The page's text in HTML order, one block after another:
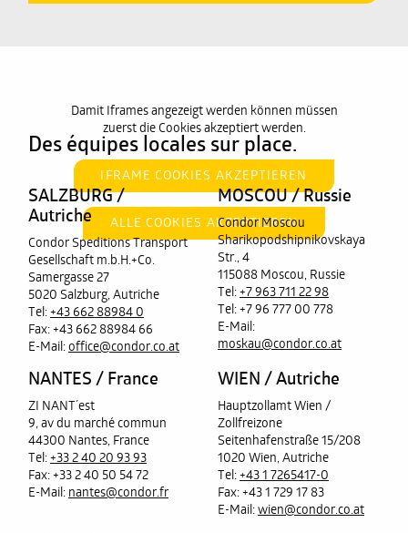
Damit Iframes angezeigt werden können müssen
zuerst die Cookies akzeptiert werden.
IFRAME COOKIES AKZEPTIEREN
ALLE COOKIES AKZEPTIEREN
Des équipes locales sur place.
SALZBURG /
Autriche
Condor Speditions Transport
Gesellschaft m.b.H.+Co.
Samergasse 27
5020 Salzburg, Autriche
Tel: +43 662 88984 0
Fax: +43 662 88984 66
E-Mail: office@condor.co.at
MOSCOU / Russie
Condor Moscou
Sharikopodshipnikovskaya
Str., 4
115088 Moscou, Russie
Tel: +7 963 711 22 98
Tel: +7 96 777 00 778
E-Mail:
moskau@condor.co.at
NANTES / France
ZI NANT´est
9, av du marché commun
44300 Nantes, France
Tel: +33 2 40 20 93 93
Fax: +33 2 40 50 54 72
E-Mail: nantes@condor.fr
WIEN / Autriche
Hauptzollamt Wien /
Zollfreizone
Seitenhafenstraße 15/208
1020 Wien, Autriche
Tel: +43 1 7265417-0
Fax: +43 1 729 17 83
E-Mail: wien@condor.co.at